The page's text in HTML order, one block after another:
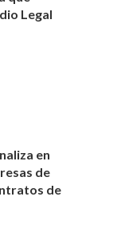
Legal
en
de
de